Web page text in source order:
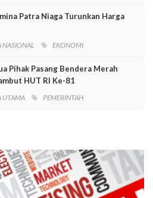
Patra Niaga Turunkan Harga
NASIONAL EKONOMI
Pihak Pasang Bendera Merah
HUT RI Ke-81
UTAMA PEMERINTAH